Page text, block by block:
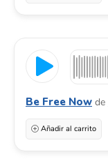
Be Free Now de
Añadir al carrito